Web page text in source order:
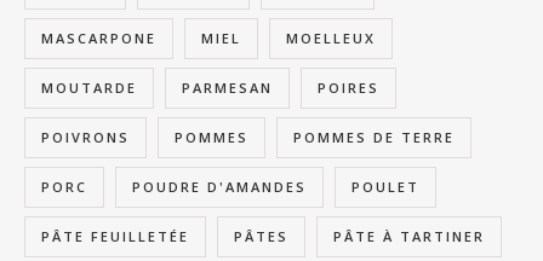
MASCARPONE MIEL MOELLEUX
MOUTARDE PARMESAN POIRES
POIVRONS POMMES POMMES DE TERRE
PORC POUDRE D'AMANDES POULET
PÂTE FEUILLETÉE PÂTES PÂTE À TARTINER